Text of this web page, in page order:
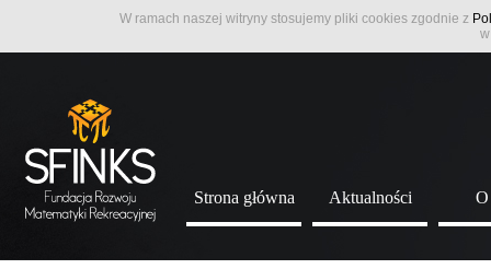
W ramach naszej witryny stosujemy pliki cookies zgodnie z
Strona główna Aktualności O